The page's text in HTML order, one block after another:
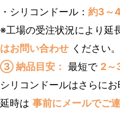
・シリコンドール： 約3～
※工場の受注状況により延
はお問い合わせ ください。
③ 納品目安： 最短で 2～
シリコンドールはさらに
延時は 事前にメールでご